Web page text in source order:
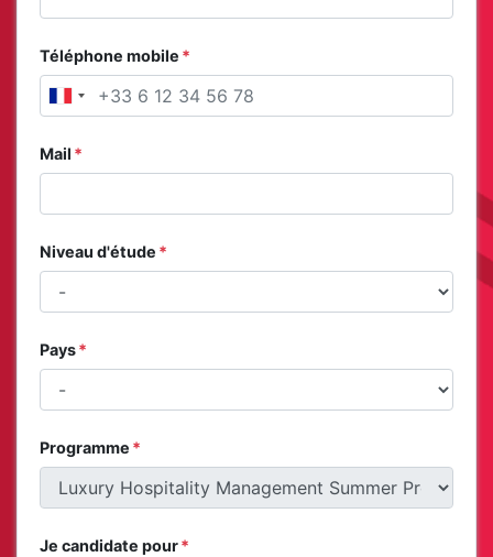
France
Téléphone mobile
Mail
Niveau d'étude
Pays
Programme
Je candidate pour